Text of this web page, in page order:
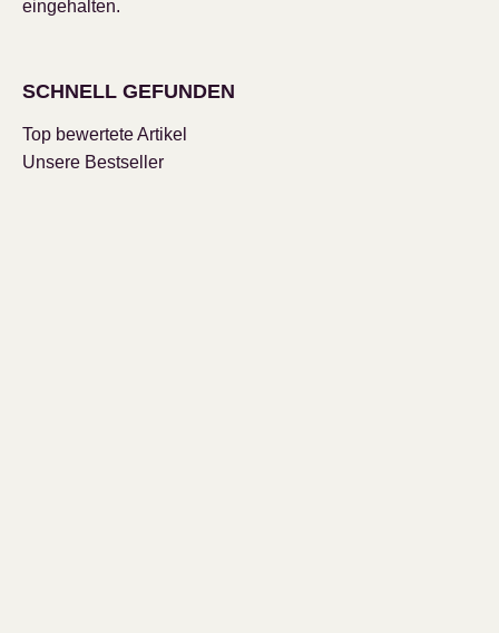
eingehalten.
SCHNELL GEFUNDEN
Top bewertete Artikel
Unsere Bestseller